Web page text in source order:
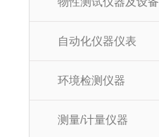
自动化仪器仪表
环境检测仪器
测量/计量仪器